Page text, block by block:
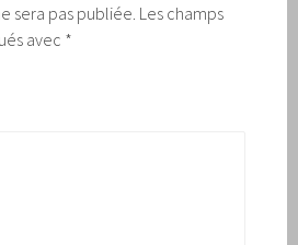
sera pas publiée. Les champs
avec *